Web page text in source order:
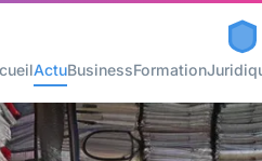
ActuBusinessFormation